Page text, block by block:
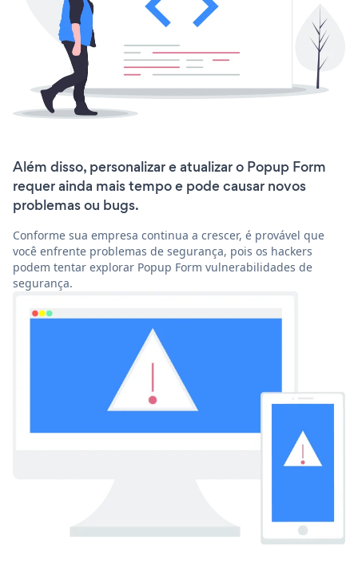
Além disso, personalizar e atualizar o Popup Form
requer ainda mais tempo e pode causar novos
problemas ou bugs.
Conforme sua empresa continua a crescer, é provável que
você enfrente problemas de segurança, pois os hackers
podem tentar explorar Popup Form vulnerabilidades de
segurança.